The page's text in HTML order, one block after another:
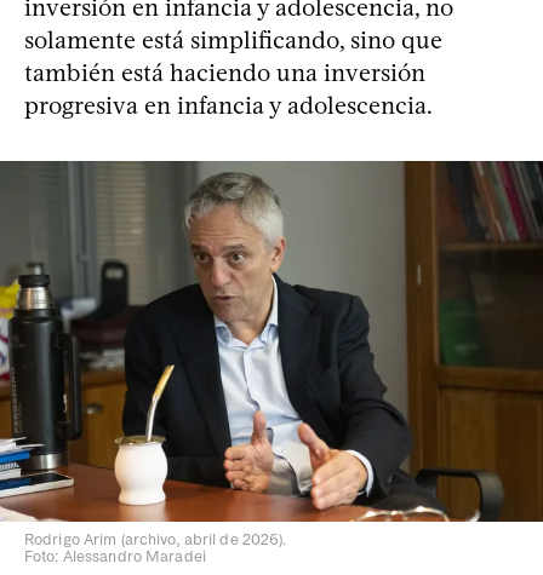
inversión en infancia y adolescencia, no
solamente está simplificando, sino que
también está haciendo una inversión
progresiva en infancia y adolescencia.
Rodrigo Arim (archivo, abril de 2026).
Foto: Alessandro Maradei